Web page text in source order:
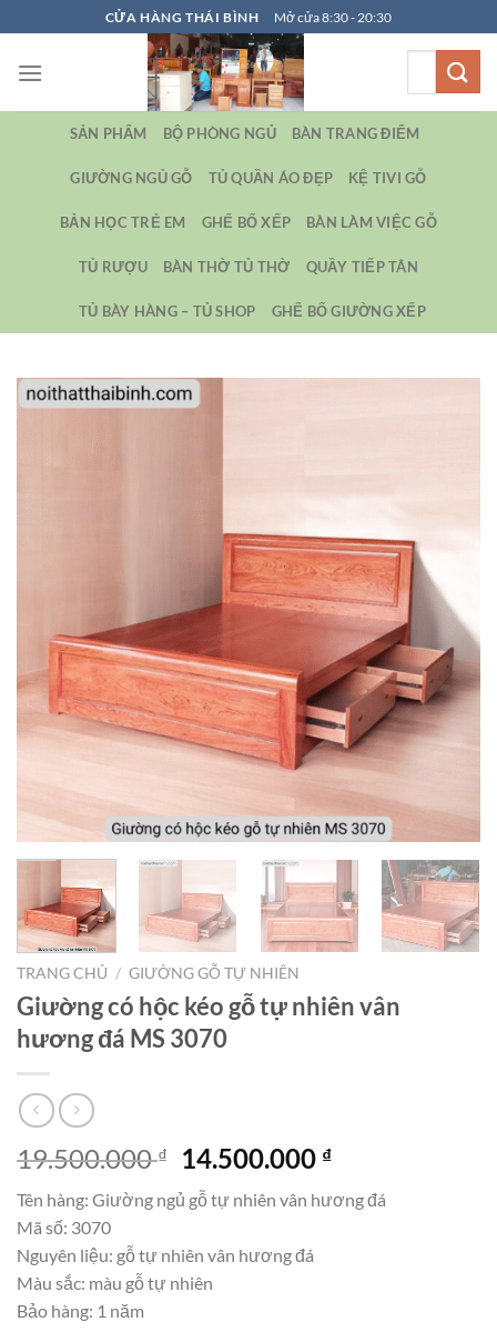
qua
nội
CỬA HÀNG THÁI BÌNH Mở cửa 8:30 - 20:30
SẢN PHẨM BỘ PHÒNG NGỦ BÀN TRANG ĐIỂM
GIƯỜNG NGỦ GỖ TỦ QUẦN ÁO ĐẸP KỆ TIVI GỖ
BẢN HỌC TRẺ EM GHẾ BỐ XẾP BÀN LÀM VIỆC GỖ
TỦ RƯỢU BÀN THỜ TỦ THỜ QUẦY TIẾP TÂN
TỦ BÀY HÀNG – TỦ SHOP GHẾ BỐ GIƯỜNG XẾP
TRANG CHỦ / GIƯỜNG GỖ TỰ NHIÊN
Giường có hộc kéo gỗ tự nhiên vân
hương đá MS 3070
19.500.000₫
Giá
gốc
là:
14.500.000 ₫Giá
tại
Tên hàng: Giường ngủ gỗ tự nhiên vân hương đá
Mã số: 3070
Nguyên liệu: gỗ tự nhiên vân hương đá
Màu sắc: màu gỗ tự nhiên
Bảo hàng: 1 năm